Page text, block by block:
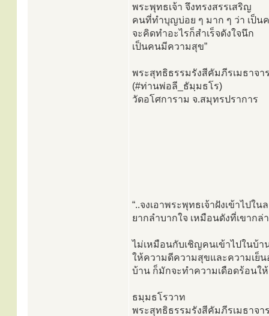
พระพุทธเจ้า จึงทรงสรรเสริญ
คนที่ทำบุญบ่อย ๆ มาก ๆ ว่า เป็น
จะคิดทำอะไรก็สำเร็จดังใจนึก
เป็นคนมีความสุข”
พระสุทธิธรรมรังสีคัมภีรเมธาจา
(#️ท่านพ่อลี_ธัมฺมธโร)
วัดอโศการาม จ.สมุทรปราการ
“..จงเอาพระพุทธเจ้าฝังเข้าไป
ยากลำบากใจ เหมือนดังที่เขาก
ไม่เหมือนกับเชิญคนเข้าไปในบ้า
ให้ความดีความสุขและความเย็
บ้าน ก็มักจะทำความเดือดร้อนให้
ธมฺมธโรวาท
พระสุทธิธรรมรังสีคัมภีรเมธาจา